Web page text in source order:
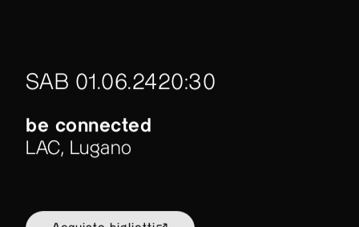
SAB 01.06.2420:30
be connected
LAC, Lugano